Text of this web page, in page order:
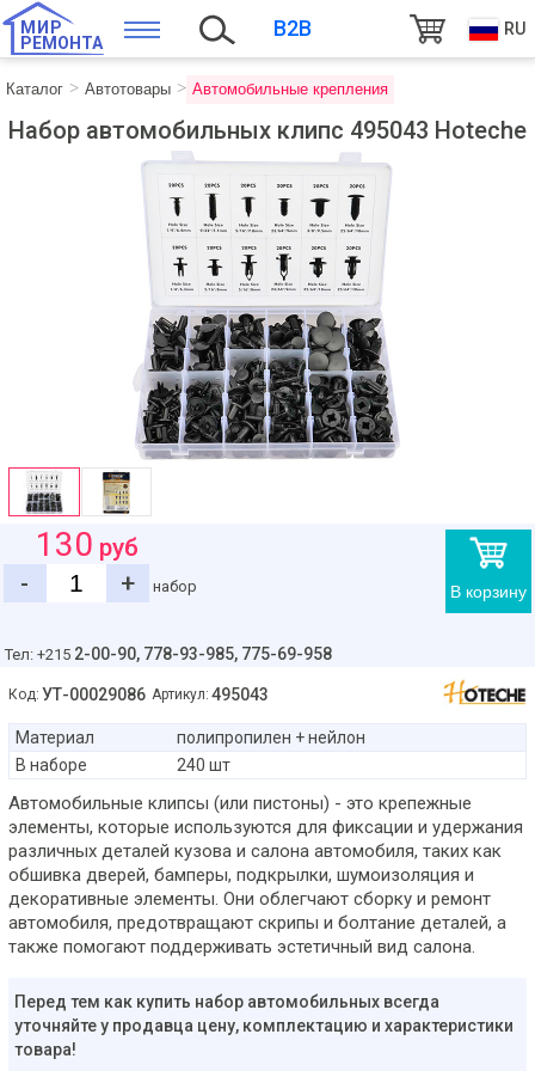
МИР
РЕМОНТА
B2B RU
Каталог Автотовары Автомобильные крепления
Набор автомобильных клипс 495043 Hoteche
В корзину
130 руб
-
+ набор
Тел: +215 2-00-90, 778-93-985, 775-69-958
Код: УТ-00029086 Артикул: 495043
Материал
полипропилен + нейлон
В наборе
240 шт
Автомобильные клипсы (или пистоны) - это крепежные
элементы, которые используются для фиксации и удержания
различных деталей кузова и салона автомобиля, таких как
обшивка дверей, бамперы, подкрылки, шумоизоляция и
декоративные элементы. Они облегчают сборку и ремонт
автомобиля, предотвращают скрипы и болтание деталей, а
также помогают поддерживать эстетичный вид салона.
Перед тем как купить набор автомобильных всегда
уточняйте у продавца цену, комплектацию и характеристики
товара!